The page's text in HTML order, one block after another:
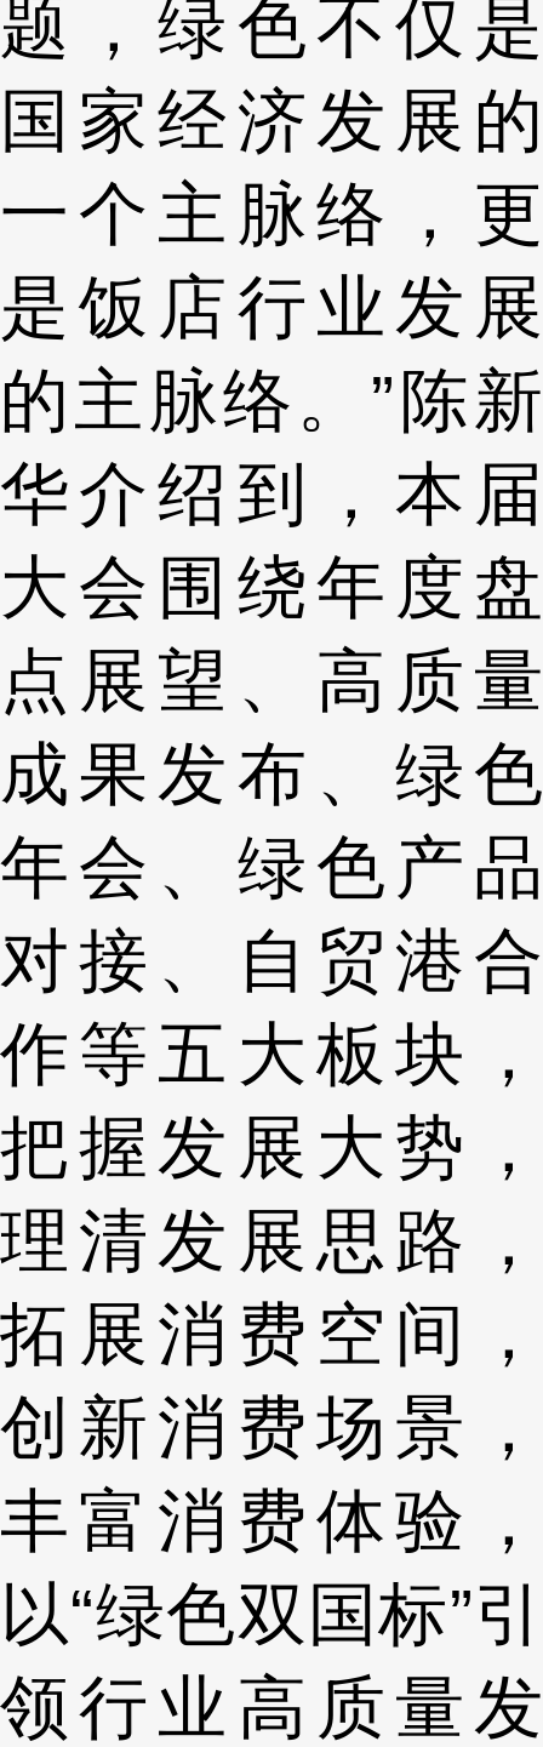
题，绿色不仅是
国家经济发展的
一个主脉络，更
是饭店行业发展
的主脉络。”陈新
华介绍到，本届
大会围绕年度盘
点展望、高质量
成果发布、绿色
年会、绿色产品
对接、自贸港合
作等五大板块，
把握发展大势，
理清发展思路，
拓展消费空间，
创新消费场景，
丰富消费体验，
以“绿色双国标”引
领行业高质量发